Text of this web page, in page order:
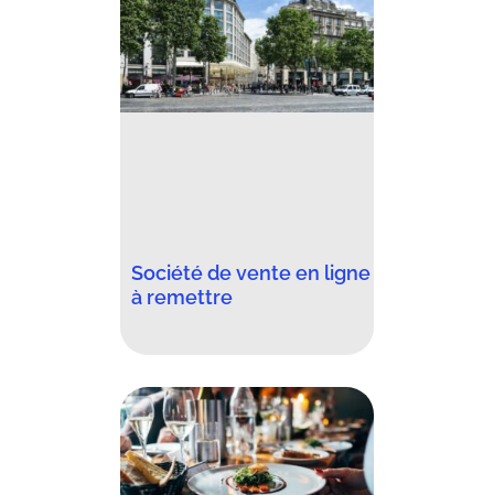
Société de vente en ligne
à remettre